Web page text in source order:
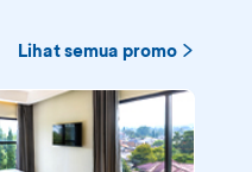
Lihat semua promo